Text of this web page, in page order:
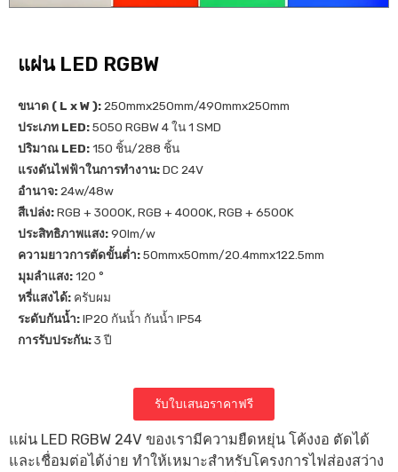
แผ่น LED RGBW
ขนาด ( L x W ): 250mmx250mm/490mmx250mm
ประเภท LED:5050 RGBW 4 ใน 1 SMD
ปริมาณ LED:150 ชิ้น/288 ชิ้น
แรงดันไฟฟ้าในการทำงาน:DC 24V
อำนาจ: 24w/48w
สีเปล่ง:RGB + 3000K, RGB + 4000K, RGB + 6500K
ประสิทธิภาพแสง:90lm/w
ความยาวการตัดขั้นต่ำ:50mmx50mm/20.4mmx122.5mm
มุมลำแสง:120 °
หรี่แสงได้: ครับผม
ระดับกันน้ำ:IP20 กันน้ำ กันน้ำ IP54
การรับประกัน:3 ปี
รับใบเสนอราคาฟรี
แผ่น LED RGBW 24V ของเรามีความยืดหยุ่น โค้งงอ ตัดได้
และเชื่อมต่อได้ง่าย ทำให้เหมาะสำหรับโครงการไฟส่องสว่าง